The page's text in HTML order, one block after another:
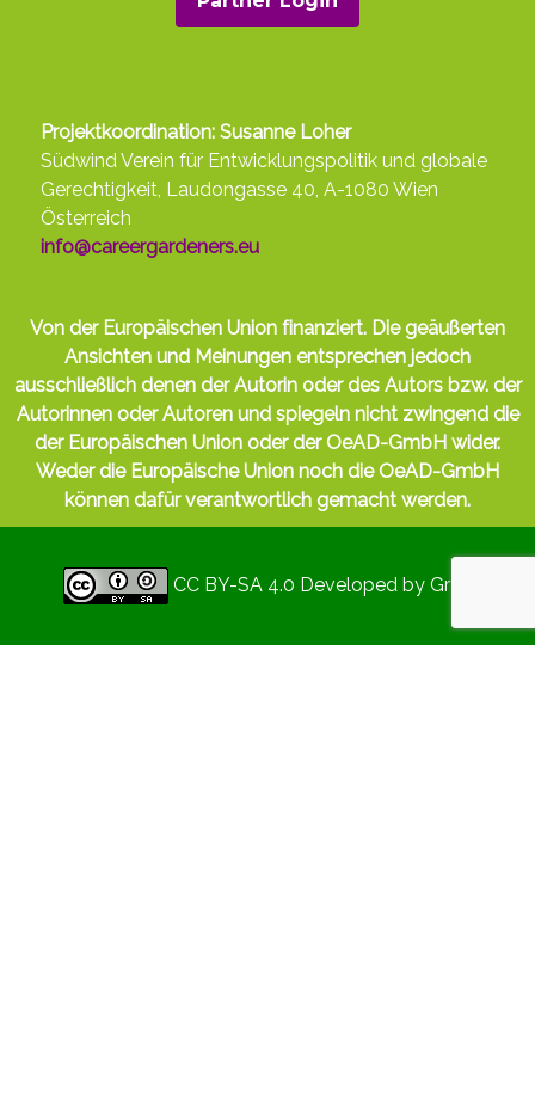
Projektkoordination: Susanne Loher
Südwind Verein für Entwicklungspolitik und globale
Gerechtigkeit, Laudongasse 40, A-1080 Wien
Österreich
info@careergardeners.eu
Von der Europäischen Union finanziert. Die geäußerten
Ansichten und Meinungen entsprechen jedoch
ausschließlich denen der Autorin oder des Autors bzw. der
Autorinnen oder Autoren und spiegeln nicht zwingend die
der Europäischen Union oder der OeAD-GmbH wider.
Weder die Europäische Union noch die OeAD-GmbH
können dafür verantwortlich gemacht werden.
CC BY-SA 4.0 Developed by Gryd